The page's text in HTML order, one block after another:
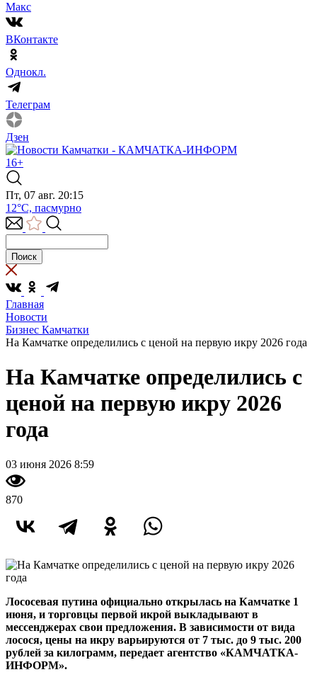
Макс
ВКонтакте
Однокл.
Телеграм
Дзен
16+
Пт, 07 авг. 20:15
12°C, пасмурно
Главная
Новости
Бизнес Камчатки
На Камчатке определились с ценой на первую икру 2026 года
На Камчатке определились с
ценой на первую икру 2026
года
03 июня 2026 8:59
870
Лососевая путина официально открылась на Камчатке 1
июня, и торговцы первой икрой выкладывают в
мессенджерах свои предложения. В зависимости от вида
лосося, цены на икру варьируются от 7 тыс. до 9 тыс. 200
рублей за килограмм, передает агентство «КАМЧАТКА-
ИНФОРМ».